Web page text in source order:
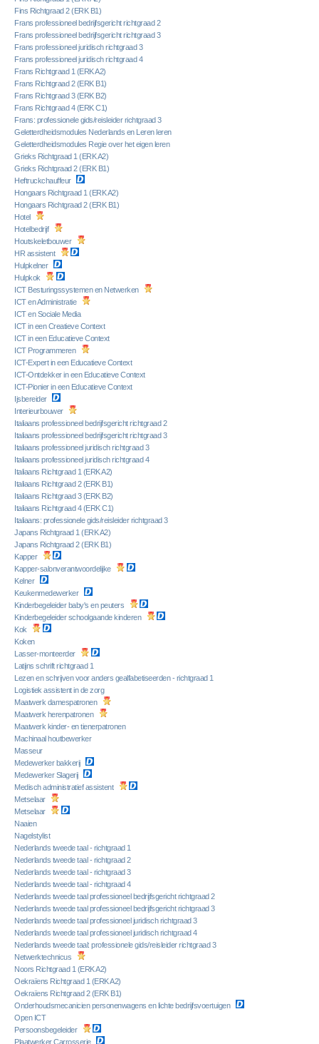
Fins Richtgraad 2 (ERK B1)
Frans professioneel bedrijfsgericht richtgraad 2
Frans professioneel bedrijfsgericht richtgraad 3
Frans professioneel juridisch richtgraad 3
Frans professioneel juridisch richtgraad 4
Frans Richtgraad 1 (ERK A2)
Frans Richtgraad 2 (ERK B1)
Frans Richtgraad 3 (ERK B2)
Frans Richtgraad 4 (ERK C1)
Frans: professionele gids/reisleider richtgraad 3
Geletterdheidsmodules Nederlands en Leren leren
Geletterdheidsmodules Regie over het eigen leren
Grieks Richtgraad 1 (ERK A2)
Grieks Richtgraad 2 (ERK B1)
Heftruckchauffeur
Hongaars Richtgraad 1 (ERK A2)
Hongaars Richtgraad 2 (ERK B1)
Hotel
Hotelbedrijf
Houtskeletbouwer
HR assistent
Hulpkelner
Hulpkok
ICT Besturingssystemen en Netwerken
ICT en Administratie
ICT en Sociale Media
ICT in een Creatieve Context
ICT in een Educatieve Context
ICT Programmeren
ICT-Expert in een Educatieve Context
ICT-Ontdekker in een Educatieve Context
ICT-Pionier in een Educatieve Context
Ijsbereider
Interieurbouwer
Italiaans professioneel bedrijfsgericht richtgraad 2
Italiaans professioneel bedrijfsgericht richtgraad 3
Italiaans professioneel juridisch richtgraad 3
Italiaans professioneel juridisch richtgraad 4
Italiaans Richtgraad 1 (ERK A2)
Italiaans Richtgraad 2 (ERK B1)
Italiaans Richtgraad 3 (ERK B2)
Italiaans Richtgraad 4 (ERK C1)
Italiaans: professionele gids/reisleider richtgraad 3
Japans Richtgraad 1 (ERK A2)
Japans Richtgraad 2 (ERK B1)
Kapper
Kapper-salonverantwoordelijke
Kelner
Keukenmedewerker
Kinderbegeleider baby's en peuters
Kinderbegeleider schoolgaande kinderen
Kok
Koken
Lasser-monteerder
Latijns schrift richtgraad 1
Lezen en schrijven voor anders gealfabetiseerden - richtgraad 1
Logistiek assistent in de zorg
Maatwerk damespatronen
Maatwerk herenpatronen
Maatwerk kinder- en tienerpatronen
Machinaal houtbewerker
Masseur
Medewerker bakkerij
Medewerker Slagerij
Medisch administratief assistent
Metselaar
Metselaar
Naaien
Nagelstylist
Nederlands tweede taal - richtgraad 1
Nederlands tweede taal - richtgraad 2
Nederlands tweede taal - richtgraad 3
Nederlands tweede taal - richtgraad 4
Nederlands tweede taal professioneel bedrijfsgericht richtgraad 2
Nederlands tweede taal professioneel bedrijfsgericht richtgraad 3
Nederlands tweede taal professioneel juridisch richtgraad 3
Nederlands tweede taal professioneel juridisch richtgraad 4
Nederlands tweede taal: professionele gids/reisleider richtgraad 3
Netwerktechnicus
Noors Richtgraad 1 (ERK A2)
Oekraïens Richtgraad 1 (ERK A2)
Oekraïens Richtgraad 2 (ERK B1)
Onderhoudsmecanicien personenwagens en lichte bedrijfsvoertuigen
Open ICT
Persoonsbegeleider
Plaatwerker Carrosserie